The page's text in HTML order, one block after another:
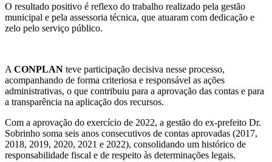
O resultado positivo é reflexo do trabalho realizado pela gestão
municipal e pela assessoria técnica, que atuaram com dedicação e
zelo pelo serviço público.
A CONPLAN teve participação decisiva nesse processo,
acompanhando de forma criteriosa e responsável as ações
administrativas, o que contribuiu para a aprovação das contas e para
a transparência na aplicação dos recursos.
Com a aprovação do exercício de 2022, a gestão do ex-prefeito Dr.
Sobrinho soma seis anos consecutivos de contas aprovadas (2017,
2018, 2019, 2020, 2021 e 2022), consolidando um histórico de
responsabilidade fiscal e de respeito às determinações legais.